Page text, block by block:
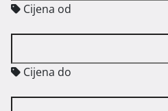
Cijena od
Cijena do